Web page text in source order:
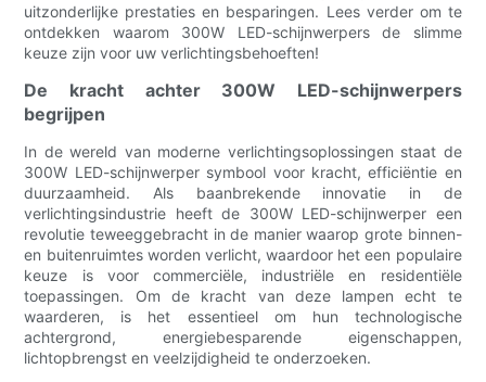
uitzonderlijke prestaties en besparingen. Lees verder om te
ontdekken waarom 300W LED-schijnwerpers de slimme
keuze zijn voor uw verlichtingsbehoeften!
De kracht achter 300W LED-schijnwerpers
begrijpen
In de wereld van moderne verlichtingsoplossingen staat de
300W LED-schijnwerper symbool voor kracht, efficiëntie en
duurzaamheid. Als baanbrekende innovatie in de
verlichtingsindustrie heeft de 300W LED-schijnwerper een
revolutie teweeggebracht in de manier waarop grote binnen-
en buitenruimtes worden verlicht, waardoor het een populaire
keuze is voor commerciële, industriële en residentiële
toepassingen. Om de kracht van deze lampen echt te
waarderen, is het essentieel om hun technologische
achtergrond, energiebesparende eigenschappen,
lichtopbrengst en veelzijdigheid te onderzoeken.